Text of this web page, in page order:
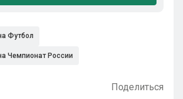
Футбол
Чемпионат России
Поделиться